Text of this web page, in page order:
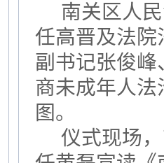
南关区人
任高晋及法院
副书记张俊
商未成年人
图。
仪式现场